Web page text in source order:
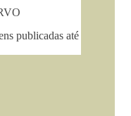
publicadas até